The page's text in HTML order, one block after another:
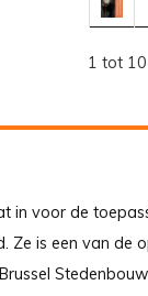
1 tot
in voor de
is een van de